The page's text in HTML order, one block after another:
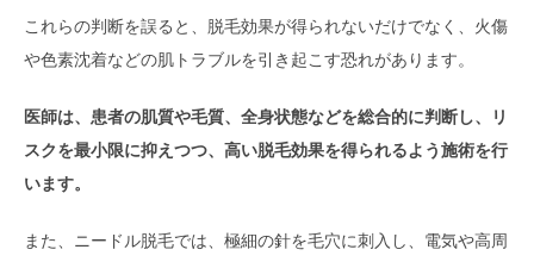
これらの判断を誤ると、脱毛効果が得られないだけでなく、火傷
や色素沈着などの肌トラブルを引き起こす恐れがあります。
医師は、患者の肌質や毛質、全身状態などを総合的に判断し、リ
スクを最小限に抑えつつ、高い脱毛効果を得られるよう施術を行
います。
また、ニードル脱毛では、極細の針を毛穴に刺入し、電気や高周